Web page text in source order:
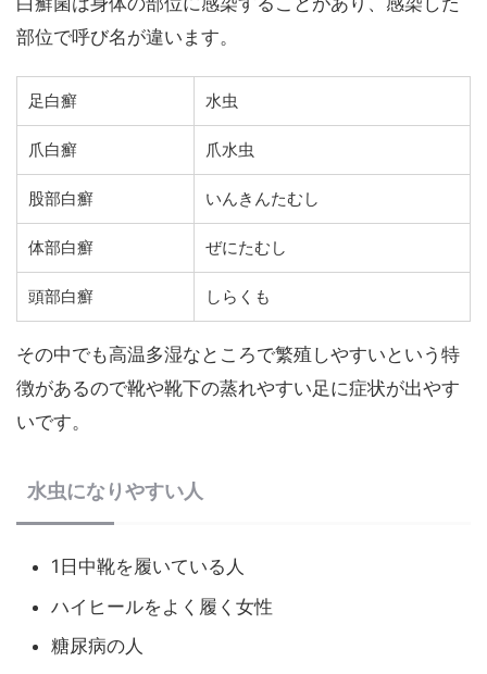
部位で呼び名が違います。
足白癬 水虫
爪白癬 爪水虫
股部白癬 いんきんたむし
体部白癬 ぜにたむし
頭部白癬 しらくも
その中でも高温多湿なところで繁殖しやすいという特
徴があるので靴や靴下の蒸れやすい足に症状が出やす
いです。
水虫になりやすい人
1日中靴を履いている人
ハイヒールをよく履く女性
糖尿病の人